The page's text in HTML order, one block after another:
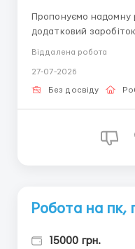
Пропонуємо надомну
додатковий
клієнтськими
бази даних клієнтів.
комп’ютера,
Віддалена робота
27-07-2026
Без досвіду
Робота на пк,
15000 грн.